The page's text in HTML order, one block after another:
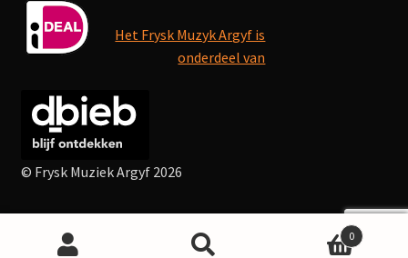
Het Frysk Muzyk Argyf is
onderdeel van
© Frysk Muziek Argyf 2026
0